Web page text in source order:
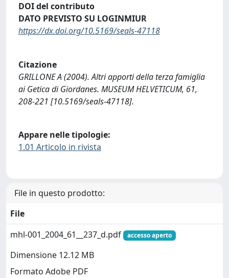
DOI del contributo
DATO PREVISTO SU LOGINMIUR
https://dx.doi.org/10.5169/seals-47118
Citazione
GRILLONE A (2004). Altri apporti della terza famiglia
ai Getica di Giordanes. MUSEUM HELVETICUM, 61,
208-221 [10.5169/seals-47118].
Appare nelle tipologie:
1.01 Articolo in rivista
File in questo prodotto:
File
mhl-001_2004_61__237_d.pdf
accesso aperto
Dimensione 12.12 MB
Formato Adobe PDF